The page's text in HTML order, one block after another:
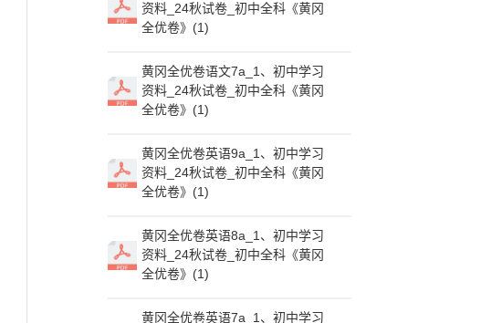
资料_24秋试卷_初中全科《黄冈
全优卷》(1)
黄冈全优卷语文7a_1、初中学习
资料_24秋试卷_初中全科《黄冈
全优卷》(1)
黄冈全优卷英语9a_1、初中学习
资料_24秋试卷_初中全科《黄冈
全优卷》(1)
黄冈全优卷英语8a_1、初中学习
资料_24秋试卷_初中全科《黄冈
全优卷》(1)
黄冈全优卷英语7a_1、初中学习